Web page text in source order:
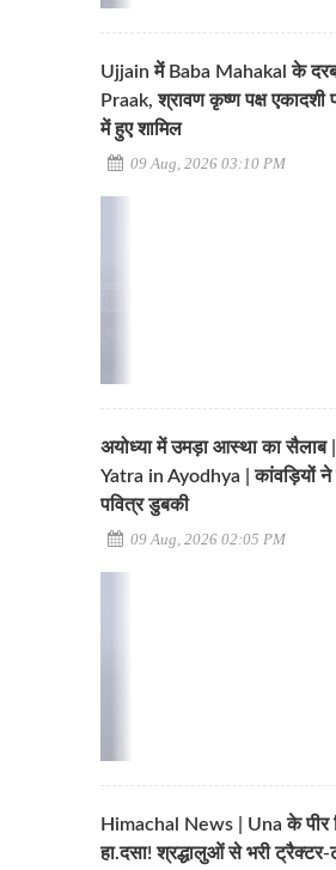
Ujjain में Baba Mahakal के
Praak, श्रावण कृष्ण पक्ष एकादशी
में हुए शामिल
09 Aug, 2026 03:10 PM
अयोध्या में उमड़ा आस्था का
Yatra in Ayodhya | कांवड़ियों ने
पवित्र डुबकी
09 Aug, 2026 02:05 PM
Himachal News | Una के पीर
हा.दसा! श्रद्धालुओं से भरी ट्रैक्टर-